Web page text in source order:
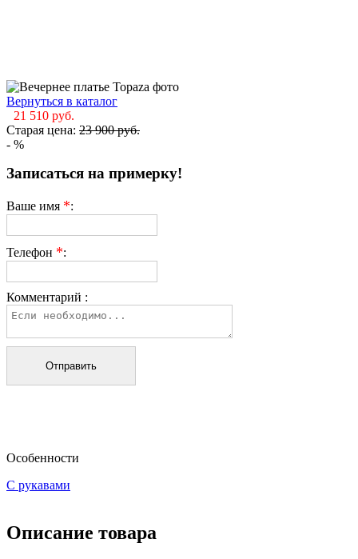
Вернуться в каталог
21 510 руб.
Старая цена: 23 900руб.
- %
Записаться на примерку!
Ваше имя *:
Телефон *:
Комментарий :
Особенности
С рукавами
Описание товара